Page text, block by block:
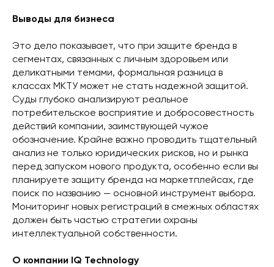
Выводы для бизнеса
Это дело показывает, что при защите бренда в
сегментах, связанных с личным здоровьем или
деликатными темами, формальная разница в
классах МКТУ может не стать надежной защитой.
Суды глубоко анализируют реальное
потребительское восприятие и добросовестность
действий компании, заимствующей чужое
обозначение. Крайне важно проводить тщательный
анализ не только юридических рисков, но и рынка
перед запуском нового продукта, особенно если вы
планируете защиту бренда на маркетплейсах, где
поиск по названию — основной инструмент выбора.
Мониторинг новых регистраций в смежных областях
должен быть частью стратегии охраны
интеллектуальной собственности.
О компании IQ Technology